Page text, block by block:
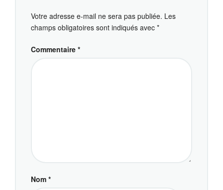
Votre adresse e-mail ne sera pas publiée. Les
champs obligatoires sont indiqués avec *
Commentaire *
Nom *